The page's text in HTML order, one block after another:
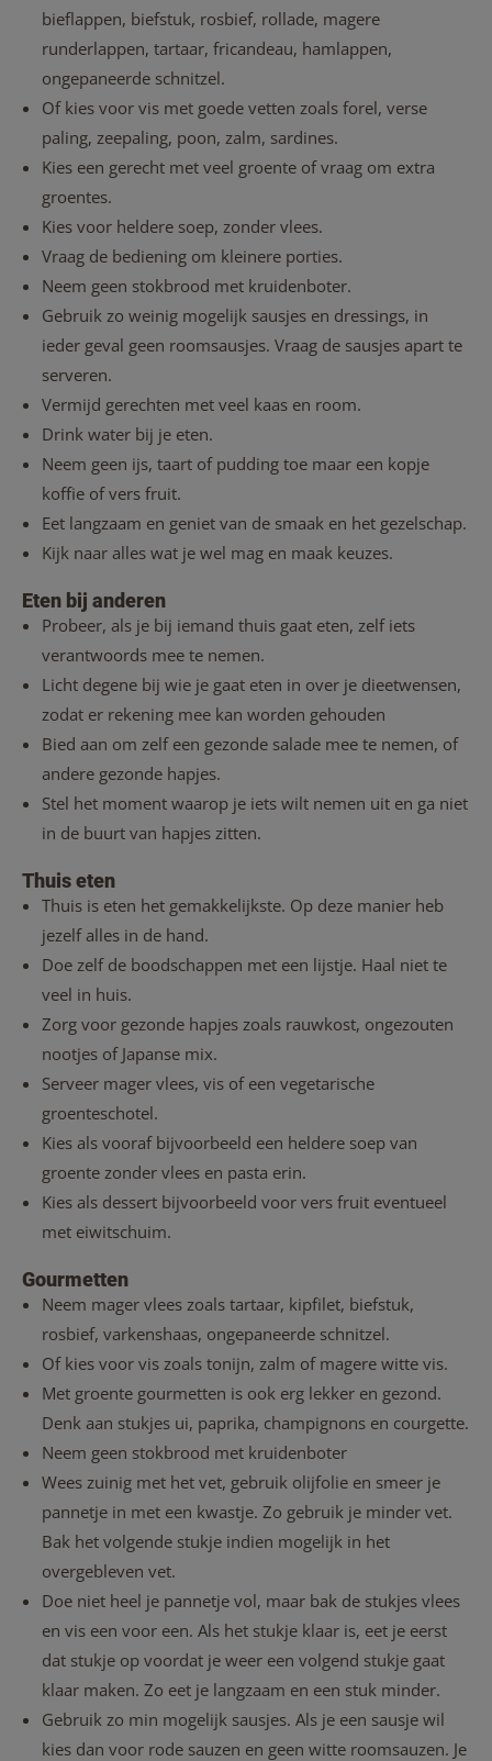
bieflappen, biefstuk, rosbief, rollade, magere
runderlappen, tartaar, fricandeau, hamlappen,
ongepaneerde schnitzel.
Of kies voor vis met goede vetten zoals forel, verse
paling, zeepaling, poon, zalm, sardines.
Kies een gerecht met veel groente of vraag om extra
groentes.
Kies voor heldere soep, zonder vlees.
Vraag de bediening om kleinere porties.
Neem geen stokbrood met kruidenboter.
Gebruik zo weinig mogelijk sausjes en dressings, in
ieder geval geen roomsausjes. Vraag de sausjes apart te
serveren.
Vermijd gerechten met veel kaas en room.
Drink water bij je eten.
Neem geen ijs, taart of pudding toe maar een kopje
koffie of vers fruit.
Eet langzaam en geniet van de smaak en het gezelschap.
Kijk naar alles wat je wel mag en maak keuzes.
Eten bij anderen
Probeer, als je bij iemand thuis gaat eten, zelf iets
verantwoords mee te nemen.
Licht degene bij wie je gaat eten in over je dieetwensen,
zodat er rekening mee kan worden gehouden
Bied aan om zelf een gezonde salade mee te nemen, of
andere gezonde hapjes.
Stel het moment waarop je iets wilt nemen uit en ga niet
in de buurt van hapjes zitten.
Thuis eten
Thuis is eten het gemakkelijkste. Op deze manier heb
jezelf alles in de hand.
Doe zelf de boodschappen met een lijstje. Haal niet te
veel in huis.
Zorg voor gezonde hapjes zoals rauwkost, ongezouten
nootjes of Japanse mix.
Serveer mager vlees, vis of een vegetarische
groenteschotel.
Kies als vooraf bijvoorbeeld een heldere soep van
groente zonder vlees en pasta erin.
Kies als dessert bijvoorbeeld voor vers fruit eventueel
met eiwitschuim.
Gourmetten
Neem mager vlees zoals tartaar, kipfilet, biefstuk,
rosbief, varkenshaas, ongepaneerde schnitzel.
Of kies voor vis zoals tonijn, zalm of magere witte vis.
Met groente gourmetten is ook erg lekker en gezond.
Denk aan stukjes ui, paprika, champignons en courgette.
Neem geen stokbrood met kruidenboter
Wees zuinig met het vet, gebruik olijfolie en smeer je
pannetje in met een kwastje. Zo gebruik je minder vet.
Bak het volgende stukje indien mogelijk in het
overgebleven vet.
Doe niet heel je pannetje vol, maar bak de stukjes vlees
en vis een voor een. Als het stukje klaar is, eet je eerst
dat stukje op voordat je weer een volgend stukje gaat
klaar maken. Zo eet je langzaam en een stuk minder.
Gebruik zo min mogelijk sausjes. Als je een sausje wil
kies dan voor rode sauzen en geen witte roomsauzen. Je